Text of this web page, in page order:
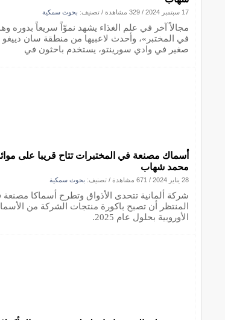
17 سبتمبر 2024 / 329 مشاهدة / تصنيف: بحوث سمكية
مجالاً آخر في علم الغذاء يشهد نموّاً سريعاً بدوره
في المختبر»، وأحدث لاعبيها من منطقة سان دييغو
صغير في وادي سورينتو، يستخدم باحثون في
أسماك مصنعة في المختبرات تتاح قريبا على
محمد شهاب
28 يناير 2024 / 671 مشاهدة / تصنيف: بحوث سمكية
شركة ألمانية تتحدى الأذواق وتطرح أسماكا
المنتظر أن تصبح باكورة منتجات الشركة من
الأوروبية بحلول عام 2025.